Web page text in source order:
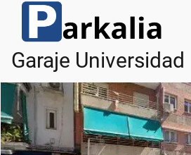
Garaje Universidad